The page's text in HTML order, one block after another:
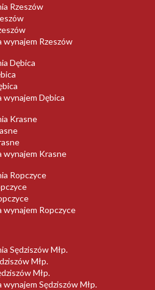
Rzeszów
wynajem Rzeszów
Dębica
wynajem Dębica
Krasne
wynajem Krasne
Ropczyce
wynajem Ropczyce
Sędziszów Młp.
Młp.
Młp.
wynajem Sędziszów Młp.